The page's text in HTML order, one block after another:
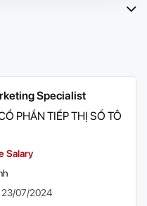
Specialist
PHẦN TIẾP THỊ SỐ TÔ
Salary
23/07/2024